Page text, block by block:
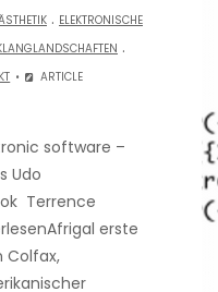
. ELEKTRONISCHE
.
ARTICLE
software –
Udo
Terrence
erste
Colfax,